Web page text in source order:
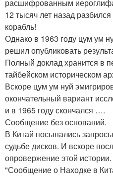
расшифрованным
12 тысяч лет назад
корабль!
Однако в 1963 году цум ум
решил опубликовать
Полный доклад хранится в
тайбейском историческом
Вскоре цум ум нуй
окончательный вариант
и в 1965 году скончался ….
Сообщение без оснований.
В Китай посыпались
судьбе дисков. И вскоре
опровержение этой истории.
"Сообщение о Находке в